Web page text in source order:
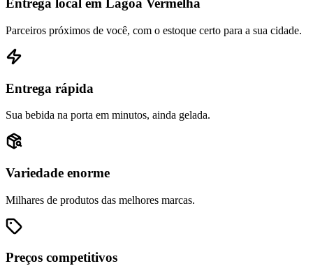
Entrega local em Lagoa Vermelha
Parceiros próximos de você, com o estoque certo para a sua cidade.
Entrega rápida
Sua bebida na porta em minutos, ainda gelada.
Variedade enorme
Milhares de produtos das melhores marcas.
Preços competitivos